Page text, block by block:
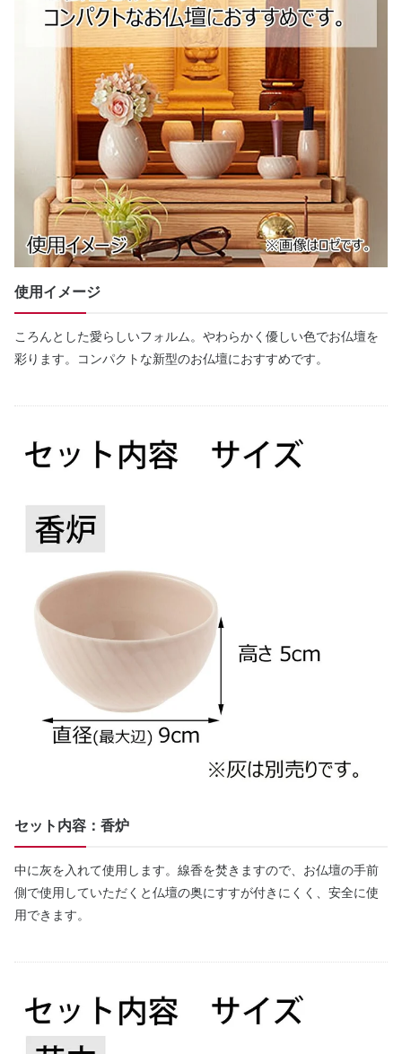
使用イメージ
ころんとした愛らしいフォルム。やわらかく優しい色でお仏壇を
彩ります。コンパクトな新型のお仏壇におすすめです。
セット内容：香炉
中に灰を入れて使用します。線香を焚きますので、お仏壇の手前
側で使用していただくと仏壇の奥にすすが付きにくく、安全に使
用できます。